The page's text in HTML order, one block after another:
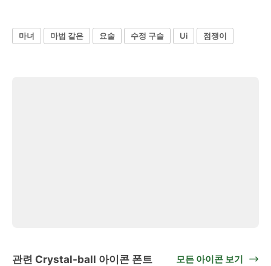
마녀 마법 같은 요술 수정 구슬 Ui 점쟁이
관련 Crystal-ball 아이콘 폰트 모든 아이콘 보기